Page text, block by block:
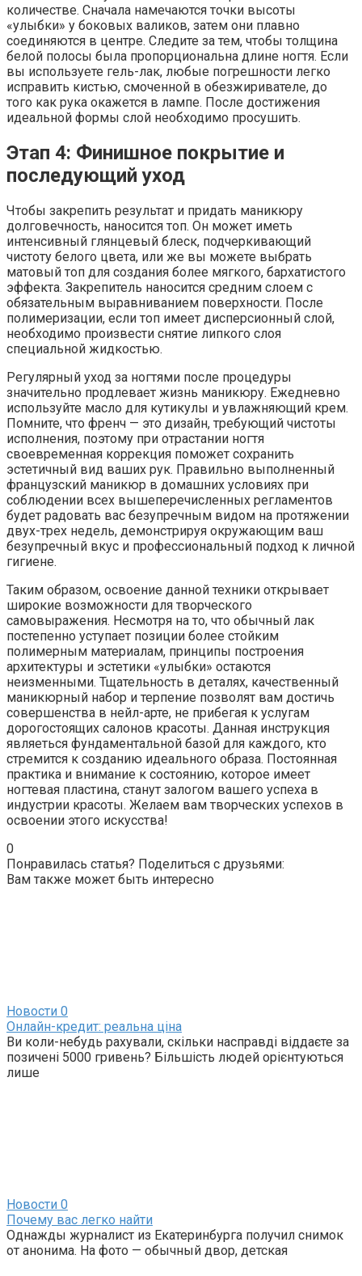
количестве. Сначала намечаются точки высоты
«улыбки» у боковых валиков, затем они плавно
соединяются в центре. Следите за тем, чтобы толщина
белой полосы была пропорциональна длине ногтя. Если
вы используете гель-лак, любые погрешности легко
исправить кистью, смоченной в обезжиривателе, до
того как рука окажется в лампе. После достижения
идеальной формы слой необходимо просушить.
Этап 4: Финишное покрытие и
последующий уход
Чтобы закрепить результат и придать маникюру
долговечность, наносится топ. Он может иметь
интенсивный глянцевый блеск, подчеркивающий
чистоту белого цвета, или же вы можете выбрать
матовый топ для создания более мягкого, бархатистого
эффекта. Закрепитель наносится средним слоем с
обязательным выравниванием поверхности. После
полимеризации, если топ имеет дисперсионный слой,
необходимо произвести снятие липкого слоя
специальной жидкостью.
Регулярный уход за ногтями после процедуры
значительно продлевает жизнь маникюру. Ежедневно
используйте масло для кутикулы и увлажняющий крем.
Помните, что френч — это дизайн, требующий чистоты
исполнения, поэтому при отрастании ногтя
своевременная коррекция поможет сохранить
эстетичный вид ваших рук. Правильно выполненный
французский маникюр в домашних условиях при
соблюдении всех вышеперечисленных регламентов
будет радовать вас безупречным видом на протяжении
двух-трех недель, демонстрируя окружающим ваш
безупречный вкус и профессиональный подход к личной
гигиене.
Таким образом, освоение данной техники открывает
широкие возможности для творческого
самовыражения. Несмотря на то, что обычный лак
постепенно уступает позиции более стойким
полимерным материалам, принципы построения
архитектуры и эстетики «улыбки» остаются
неизменными. Тщательность в деталях, качественный
маникюрный набор и терпение позволят вам достичь
совершенства в нейл-арте, не прибегая к услугам
дорогостоящих салонов красоты. Данная инструкция
являеться фундаментальной базой для каждого, кто
стремится к созданию идеального образа. Постоянная
практика и внимание к состоянию, которое имеет
ногтевая пластина, станут залогом вашего успеха в
индустрии красоты. Желаем вам творческих успехов в
освоении этого искусства!
0
Понравилась статья? Поделиться с друзьями:
Вам также может быть интересно
Новости 0
Онлайн-кредит: реальна ціна
Ви коли-небудь рахували, скільки насправді віддаєте за
позичені 5000 гривень? Більшість людей орієнтуються
лише
Новости 0
Почему вас легко найти
Однажды журналист из Екатеринбурга получил снимок
от анонима. На фото — обычный двор, детская